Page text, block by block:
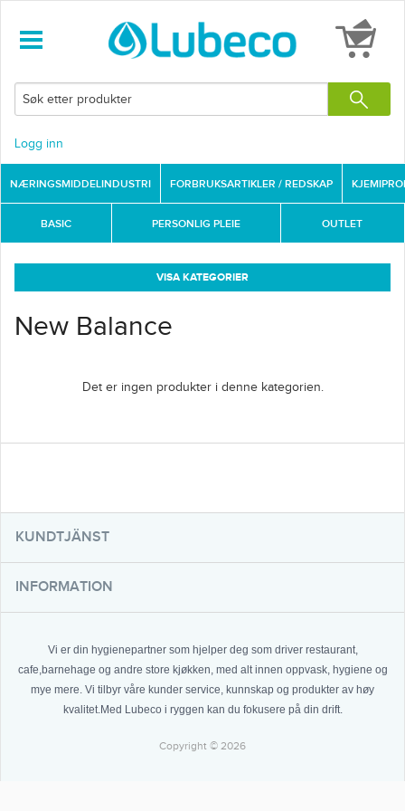
Logg inn
NÆRINGSMIDDELINDUSTRI FORBRUKSARTIKLER / REDSKAP
BASIC PERSONLIG PLEIE OUTLET
VISA KATEGORIER
New Balance
Det er ingen produkter i denne kategorien.
KUNDTJÄNST
INFORMATION
Vi er din hygienepartner som hjelper deg som driver restaurant,
cafe,barnehage og andre store kjøkken, med alt innen oppvask, hygiene og
mye mere. Vi tilbyr våre kunder service, kunnskap og produkter av høy
kvalitet.Med Lubeco i ryggen kan du fokusere på din drift.
Copyright © 2026